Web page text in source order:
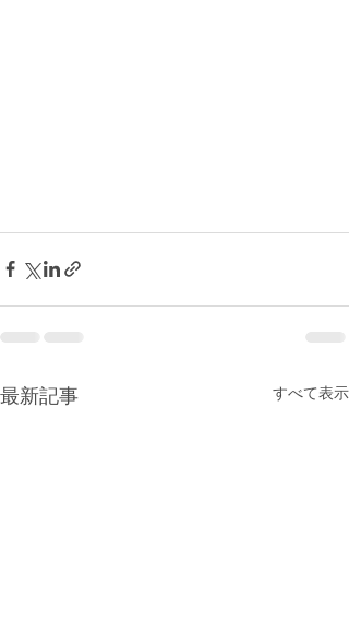
最新記事 すべて表示